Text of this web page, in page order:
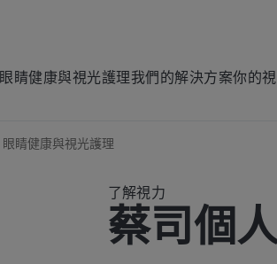
眼睛健康與視光護理我們的解決方案你的
眼睛健康與視光護理
了解視力
蔡司個